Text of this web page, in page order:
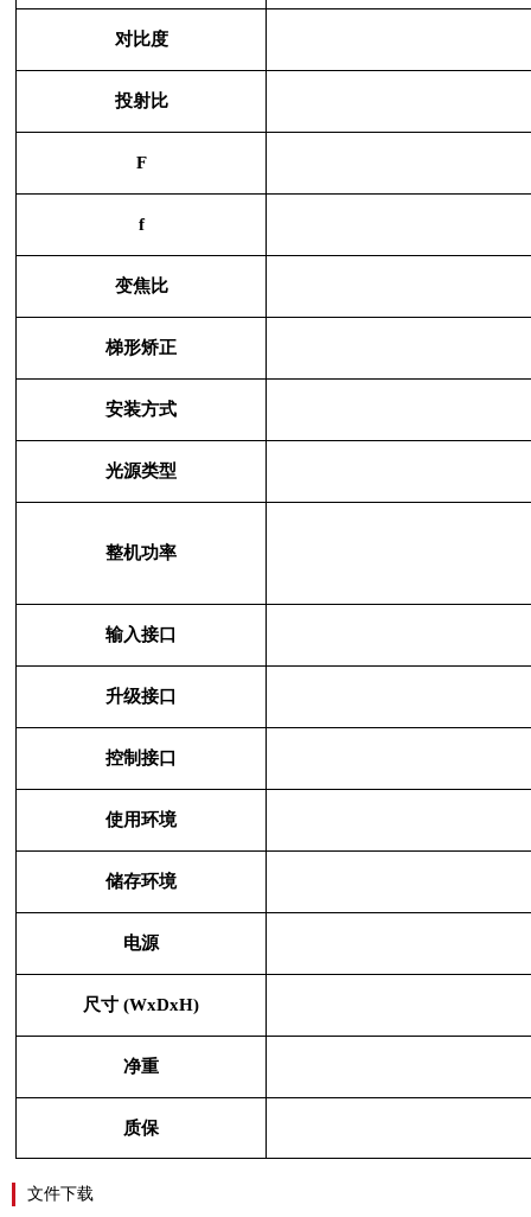
对比度
投射比
F
f
变焦比
梯形矫正
安装方式
光源类型
整机功率
输入接口
升级接口
控制接口
使用环境
储存环境
电源
尺寸 (WxDxH)
净重
质保
文件下载